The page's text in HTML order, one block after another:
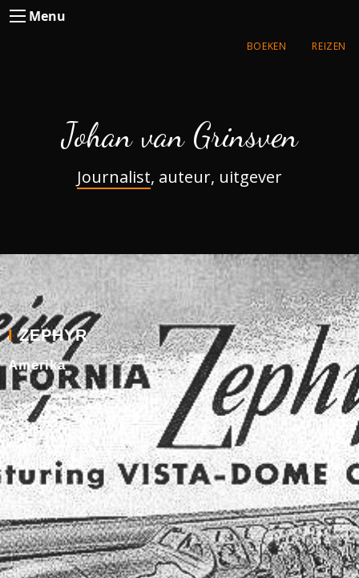
Menu
BOEKEN REIZEN
Johan van Grinsven
Journalist, auteur, uitgever
IZEPHYR
Amerika